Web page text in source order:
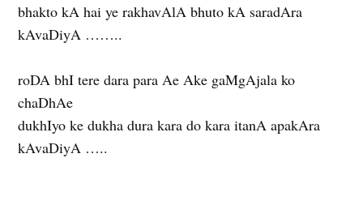
bhakto kA hai ye rakhavAlA bhuto kA saradAra
kAvaDiyA ……..
roDA bhI tere dara para Ae Ake gaMgAjala ko
chaDhAe
dukhIyo ke dukha dura kara do kara itanA apakAra
kAvaDiyA …..